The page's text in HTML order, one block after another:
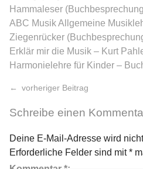
Hammaleser
ABC Musik Allgemeine
Ziegenrücker
Erklär mir die Musik – Kurt
Harmonielehre für Kinder –
vorheriger Beitrag
Schreibe einen
Deine E-Mail-Adresse wird
Erforderliche Felder sind mit*